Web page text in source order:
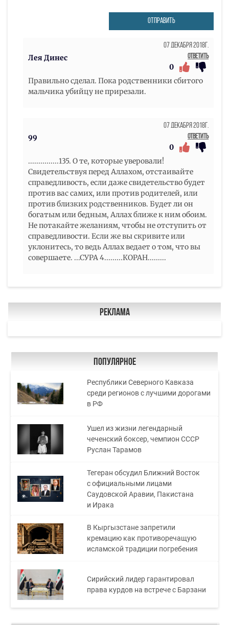
ОТПРАВИТЬ
Лея Динес
07 Декабря 2018г.
Ответить
0
Правильно сделал. Пока родственники сбитого
мальчика убийцу не прирезали.
99
07 Декабря 2018г.
Ответить
0
...............135. О те, которые уверовали!
Свидетельствуя перед Аллахом, отстаивайте
справедливость, если даже свидетельство будет
против вас самих, или против родителей, или
против близких родственников. Будет ли он
богатым или бедным, Аллах ближе к ним обоим.
Не потакайте желаниям, чтобы не отступить от
справедливости. Если же вы скривите или
уклонитесь, то ведь Аллах ведает о том, что вы
совершаете. ...СУРА 4.........КОРАН.........
Реклама
Популярное
Республики Северного Кавказа
среди регионов с лучшими дорогами
в РФ
Ушел из жизни легендарный
чеченский боксер, чемпион СССР
Руслан Тарамов
Тегеран обсудил Ближний Восток
с официальными лицами
Саудовской Аравии, Пакистана
и Ирака
В Кыргызстане запретили
кремацию как противоречащую
исламской традиции погребения
Сирийский лидер гарантировал
права курдов на встрече с Барзани